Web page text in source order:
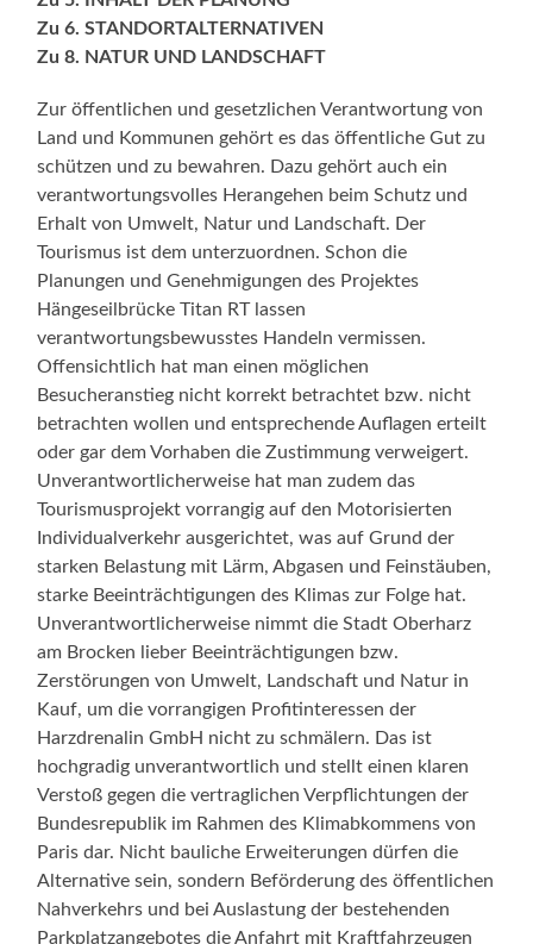
Zu 6. STANDORTALTERNATIVEN
Zu 8. NATUR UND LANDSCHAFT
Zur öffentlichen und gesetzlichen Verantwortung von
Land und Kommunen gehört es das öffentliche Gut zu
schützen und zu bewahren. Dazu gehört auch ein
verantwortungsvolles Herangehen beim Schutz und
Erhalt von Umwelt, Natur und Landschaft. Der
Tourismus ist dem unterzuordnen. Schon die
Planungen und Genehmigungen des Projektes
Hängeseilbrücke Titan RT lassen
verantwortungsbewusstes Handeln vermissen.
Offensichtlich hat man einen möglichen
Besucheranstieg nicht korrekt betrachtet bzw. nicht
betrachten wollen und entsprechende Auflagen erteilt
oder gar dem Vorhaben die Zustimmung verweigert.
Unverantwortlicherweise hat man zudem das
Tourismusprojekt vorrangig auf den Motorisierten
Individualverkehr ausgerichtet, was auf Grund der
starken Belastung mit Lärm, Abgasen und Feinstäuben,
starke Beeinträchtigungen des Klimas zur Folge hat.
Unverantwortlicherweise nimmt die Stadt Oberharz
am Brocken lieber Beeinträchtigungen bzw.
Zerstörungen von Umwelt, Landschaft und Natur in
Kauf, um die vorrangigen Profitinteressen der
Harzdrenalin GmbH nicht zu schmälern. Das ist
hochgradig unverantwortlich und stellt einen klaren
Verstoß gegen die vertraglichen Verpflichtungen der
Bundesrepublik im Rahmen des Klimabkommens von
Paris dar. Nicht bauliche Erweiterungen dürfen die
Alternative sein, sondern Beförderung des öffentlichen
Nahverkehrs und bei Auslastung der bestehenden
Parkplatzangebotes die Anfahrt mit Kraftfahrzeugen